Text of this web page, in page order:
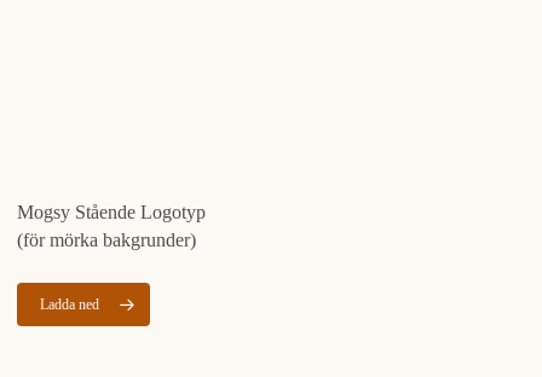
Mogsy Stående Logotyp
(för mörka bakgrunder)
Ladda ned